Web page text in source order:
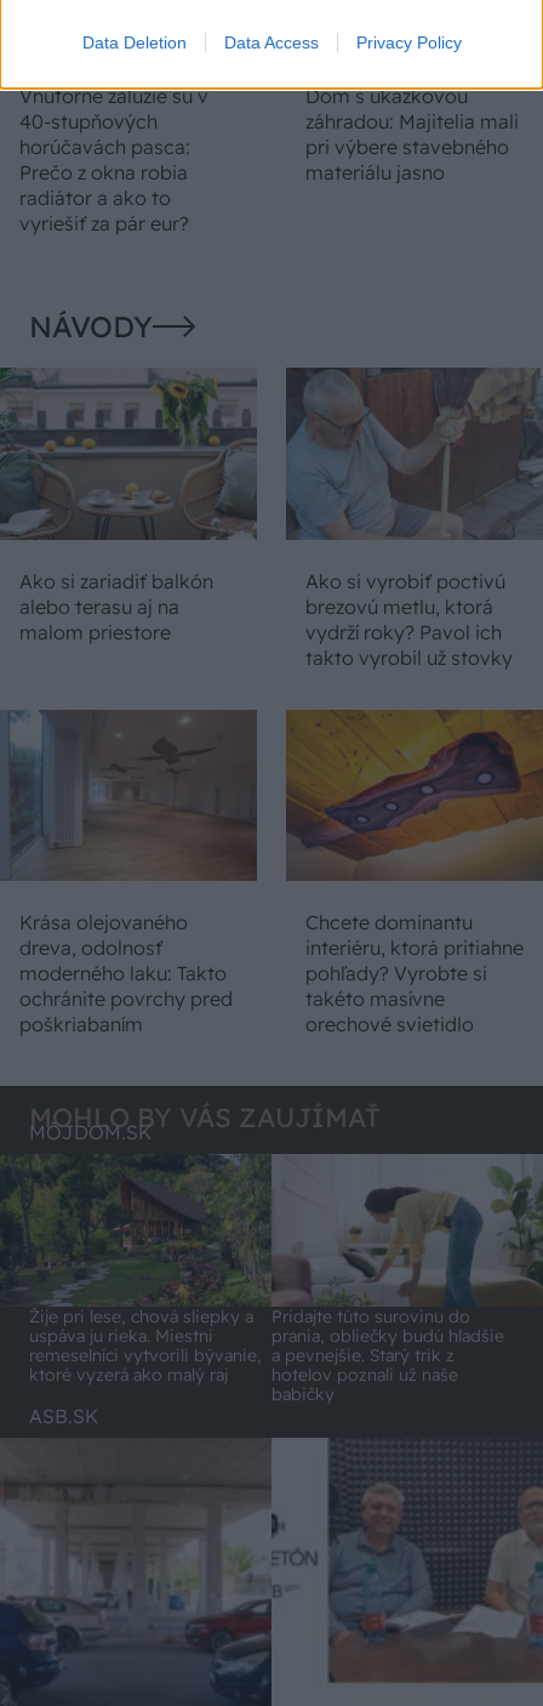
Data Deletion Data Access Privacy Policy
Vnútorné žalúzie sú v
40-stupňových
horúčavách pasca:
Prečo z okna robia
radiátor a ako to
vyriešiť za pár eur?
Dom s ukážkovou
záhradou: Majitelia mali
pri výbere stavebného
materiálu jasno
NÁVODY
Ako si zariadiť balkón
alebo terasu aj na
malom priestore
Ako si vyrobiť poctivú
brezovú metlu, ktorá
vydrží roky? Pavol ich
takto vyrobil už stovky
Krása olejovaného
dreva, odolnosť
moderného laku: Takto
ochránite povrchy pred
poškriabaním
Chcete dominantu
interiéru, ktorá pritiahne
pohľady? Vyrobte si
takéto masívne
orechové svietidlo
MOHLO BY VÁS ZAUJÍMAŤ
MÔJDOM.SK
Žije pri lese, chová sliepky a
uspáva ju rieka. Miestni
remeselníci vytvorili bývanie,
ktoré vyzerá ako malý raj
Pridajte túto surovinu do
prania, obliečky budú hladšie
a pevnejšie. Starý trik z
hotelov poznali už naše
babičky
ASB.SK